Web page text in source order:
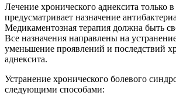
Лечение хронического аднексита только
предусматривает назначение
Медикаментозная терапия должна быть
Все назначения направлены на
уменьшение проявлений и последствий
аднексита.
Устранение хронического болевого
следующими способами: